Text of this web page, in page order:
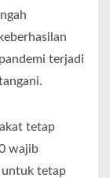
terjadi
tetap
wajib
untuk tetap